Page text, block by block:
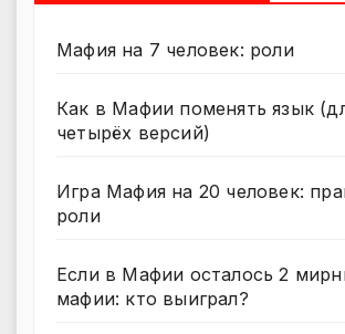
Мафия на 7 человек: роли
Как в Мафии поменять язык
четырёх версий)
Игра Мафия на 20 человек:
роли
Если в Мафии осталось 2
мафии: кто выиграл?